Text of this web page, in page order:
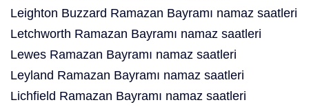
Leighton Buzzard Ramazan Bayramı namaz saatleri
Letchworth Ramazan Bayramı namaz saatleri
Lewes Ramazan Bayramı namaz saatleri
Leyland Ramazan Bayramı namaz saatleri
Lichfield Ramazan Bayramı namaz saatleri